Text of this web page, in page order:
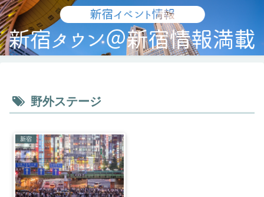
野外ステージ
新宿